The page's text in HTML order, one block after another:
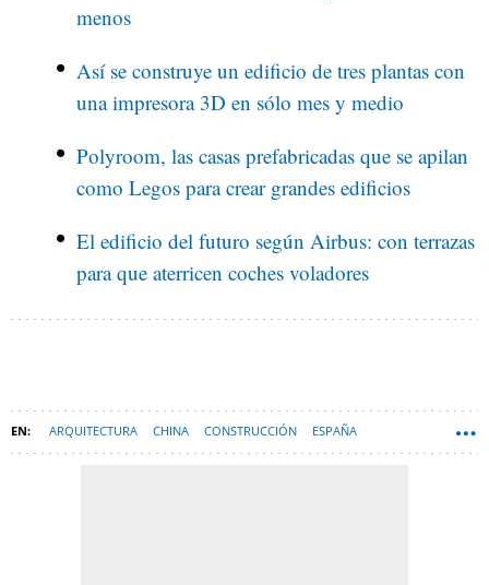
menos
Así se construye un edificio de tres plantas con
una impresora 3D en sólo mes y medio
Polyroom, las casas prefabricadas que se apilan
como Legos para crear grandes edificios
El edificio del futuro según Airbus: con terrazas
para que aterricen coches voladores
ARQUITECTURA CHINA CONSTRUCCIÓN ESPAÑA